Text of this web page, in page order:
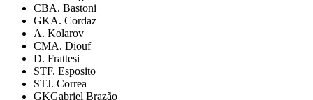
CBA. Bastoni
GKA. Cordaz
A. Kolarov
CMA. Diouf
D. Frattesi
STF. Esposito
STJ. Correa
GKGabriel Brazão